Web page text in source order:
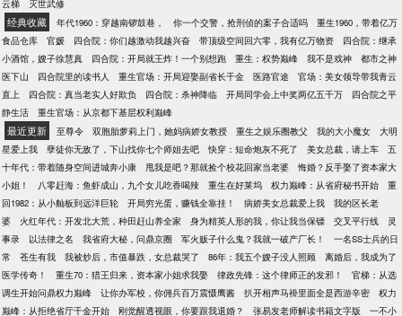
云梯
灭世武修
经典收藏 年代1960：穿越南锣鼓巷， 你一个交警，抢刑侦的案子合适吗
重生1960，带着亿万
食品仓库
官媛 四合院：你们越激动我越兴奋 带顶级空间回六零，我有亿万物资
四合院：继承
小酒馆，嫂子徐慧真
四合院：开局就王炸！一个别想跑 重生：权势巅峰 我不是戏神
都市之神
医下山
四合院里的读书人 重生官场：开局迎娶副省长千金 医路官途
官场：美女领导带我青云
直上
四合院：真当老实人好欺负 四合院：杀神降临 开局同学会上中奖两亿五千万
四合院之平
静生活
重生官场：从京都下基层权利巅峰
最近更新 至尊令 双胞胎萝莉上门，她妈病娇女教授 重生之娱乐圈教父 我的大小魔女
大明
星爱上我
孽徒你无敌了，下山找你七个师姐去吧 快穿：短命炮灰不死了 美女总裁，请上车
五
十年代：带着随身空间进城奔小康
甩我是吧？那就捡个校花回家当老婆
悔婚？反手娶了资本家大
小姐！
八零赶海：鱼虾成山，九个女儿吃香喝辣 重生在好莱坞 权力巅峰：从省府秘书开始
重
回1982：从小舢板到远洋巨轮
开局穷光蛋，赚钱全靠挂！ 病娇美女总裁爱上我
我的区长老
婆
火红年代：开发北大荒，种田赶山养全家 身为精英人形的我，你让我当保镖 交叉平行线
灵
事录
以法律之名 我省府大秘，问鼎京圈 军火贩子什么鬼？我就一破产厂长！
一名SS士兵的日
常
苍生有我 我被炒后，市值暴跌，女总裁哭了 86年：我五个嫂子没人照顾
离婚后，我成为了
医学传奇！
重生70：猎王归来，资本家小姐求我娶 律政先锋：这个律师正的发邪！
官梯：从选
调生开始问鼎权力巅峰
让你办军校，你佣兵百万震慑鹰酱 扒开相声马褂里面全是西游辛密
权力
巅峰：从拒绝省厅千金开始
刚觉醒透视眼，你要跟我退婚？ 张易发老师解读书籍文字版
一不小